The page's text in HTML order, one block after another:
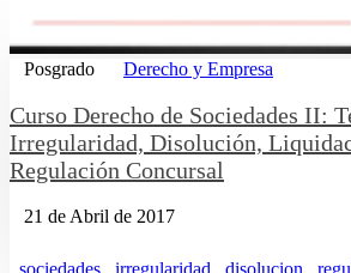
Posgrado Derecho y Empresa
Curso Derecho de Sociedades II:
Irregularidad, Disolución,
Regulación Concursal
21 de Abril de 2017
sociedades irregularidad disolucion